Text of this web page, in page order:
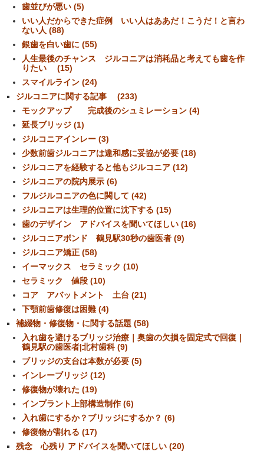
歯並びが悪い (5)
いい人だからできた症例 いい人はああだ！こうだ！と言わ
ない人 (88)
銀歯を白い歯に (55)
人生最後のチャンス ジルコニアは消耗品と考えても歯を作
りたい (15)
スマイルライン (24)
ジルコニアに関する記事 (233)
モックアップ 完成後のシュミレーション (4)
延長ブリッジ (1)
ジルコニアインレー (3)
少数前歯ジルコニアは違和感に妥協が必要 (18)
ジルコニアを経験すると他もジルコニア (12)
ジルコニアの院内展示 (6)
フルジルコニアの色に関して (42)
ジルコニアは生理的位置に沈下する (15)
歯のデザイン アドバイスを聞いてほしい (16)
ジルコニアボンド 鶴見駅30秒の歯医者 (9)
ジルコニア矯正 (58)
イーマックス セラミック (10)
セラミック 値段 (10)
コア アバットメント 土台 (21)
下顎前歯修復は困難 (4)
補綴物・修復物・に関する話題 (58)
入れ歯を避けるブリッジ治療｜奥歯の欠損を固定式で回復｜
鶴見駅の歯医者|北村歯科 (9)
ブリッジの支台は本数が必要 (5)
インレーブリッジ (12)
修復物が壊れた (19)
インプラント上部構造制作 (6)
入れ歯にするか？ブリッジにするか？ (6)
修復物が割れる (17)
残念 心残り アドバイスを聞いてほしい (20)